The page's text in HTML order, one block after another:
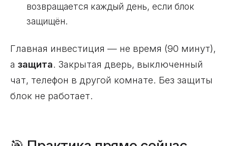
возвращается каждый день, если блок
защищён.
Главная инвестиция — не время (90 минут),
а защита. Закрытая дверь, выключенный
чат, телефон в другой комнате. Без защиты
блок не работает.